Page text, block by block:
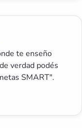
te enseño
verdad podés
SMART".